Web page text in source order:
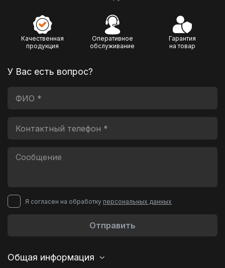
Качественная
продукция
Оперативное
обслуживание
Гарантия
на товар
У Вас есть вопрос?
Я согласен на обработку персональных данных
Отправить
Общая информация